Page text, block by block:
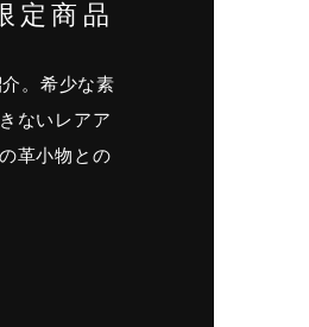
定商品
。希少な素
ないレアア
革小物との